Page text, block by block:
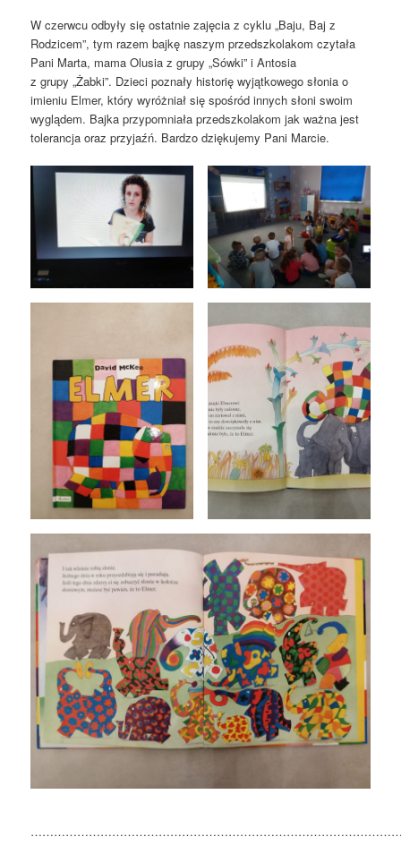
W czerwcu odbyły się ostatnie zajęcia z cyklu „Baju, Baj z
Rodzicem”, tym razem bajkę naszym przedszkolakom czytała
Pani Marta, mama Olusia z grupy „Sówki” i Antosia
z grupy „Żabki”. Dzieci poznały historię wyjątkowego słonia o
imieniu Elmer, który wyróżniał się spośród innych słoni swoim
wyglądem. Bajka przypomniała przedszkolakom jak ważna jest
tolerancja oraz przyjaźń. Bardzo dziękujemy Pani Marcie.